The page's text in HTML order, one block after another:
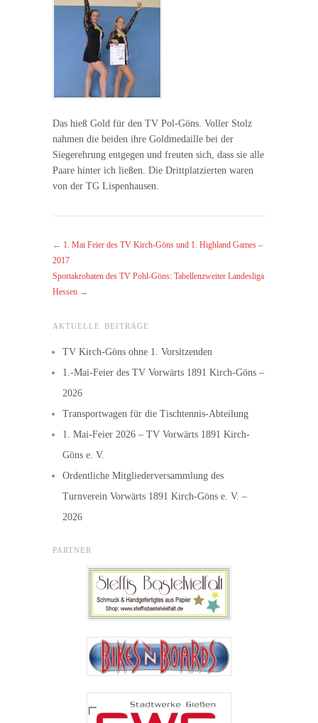
Das hieß Gold für den TV Pol-Göns. Voller Stolz
nahmen die beiden ihre Goldmedaille bei der
Siegerehrung entgegen und freuten sich, dass sie alle
Paare hinter ich ließen. Die Drittplatzierten waren
von der TG Lispenhausen.
← 1. Mai Feier des TV Kirch-Göns und 1. Highland Games –
2017
Sportakrobaten des TV Pohl-Göns: Tabellenzweiter Landesliga
Hessen →
AKTUELLE BEITRÄGE
TV Kirch-Göns ohne 1. Vorsitzenden
1.-Mai-Feier des TV Vorwärts 1891 Kirch-Göns –
2026
Transportwagen für die Tischtennis-Abteilung
1. Mai-Feier 2026 – TV Vorwärts 1891 Kirch-
Göns e. V.
Ordentliche Mitgliederversammlung des
Turnverein Vorwärts 1891 Kirch-Göns e. V. –
2026
PARTNER